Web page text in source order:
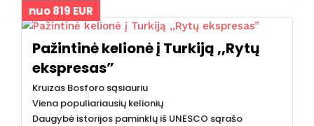
nuo 819 EUR
Pažintinė kelionė į Turkiją ,,Rytų
ekspresas”
Kruizas Bosforo sąsiauriu
Viena populiariausių kelionių
Daugybė istorijos paminklų iš UNESCO sąrašo